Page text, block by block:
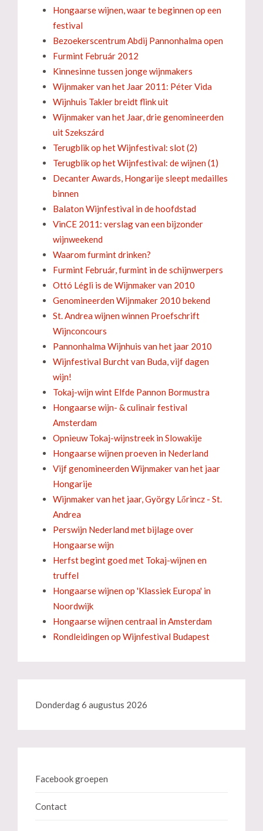
Hongaarse wijnen, waar te beginnen op een
festival
Bezoekerscentrum Abdij Pannonhalma open
Furmint Február 2012
Kinnesinne tussen jonge wijnmakers
Wijnmaker van het Jaar 2011: Péter Vida
Wijnhuis Takler breidt flink uit
Wijnmaker van het Jaar, drie genomineerden
uit Szekszárd
Terugblik op het Wijnfestival: slot (2)
Terugblik op het Wijnfestival: de wijnen (1)
Decanter Awards, Hongarije sleept medailles
binnen
Balaton Wijnfestival in de hoofdstad
VinCE 2011: verslag van een bijzonder
wijnweekend
Waarom furmint drinken?
Furmint Február, furmint in de schijnwerpers
Ottó Légli is de Wijnmaker van 2010
Genomineerden Wijnmaker 2010 bekend
St. Andrea wijnen winnen Proefschrift
Wijnconcours
Pannonhalma Wijnhuis van het jaar 2010
Wijnfestival Burcht van Buda, vijf dagen
wijn!
Tokaj-wijn wint Elfde Pannon Bormustra
Hongaarse wijn- & culinair festival
Amsterdam
Opnieuw Tokaj-wijnstreek in Slowakije
Hongaarse wijnen proeven in Nederland
Vijf genomineerden Wijnmaker van het jaar
Hongarije
Wijnmaker van het jaar, György Lőrincz - St.
Andrea
Perswijn Nederland met bijlage over
Hongaarse wijn
Herfst begint goed met Tokaj-wijnen en
truffel
Hongaarse wijnen op 'Klassiek Europa' in
Noordwijk
Hongaarse wijnen centraal in Amsterdam
Rondleidingen op Wijnfestival Budapest
Donderdag 6 augustus 2026
Facebook groepen
Contact